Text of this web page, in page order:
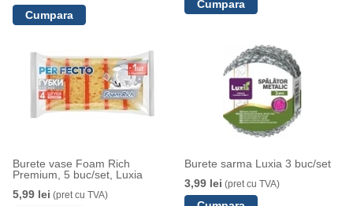
Burete vase Foam Rich
Premium, 5 buc/set, Luxia
5,99 lei (pret cu TVA)
Burete sarma Luxia 3 buc/set
3,99 lei (pret cu TVA)